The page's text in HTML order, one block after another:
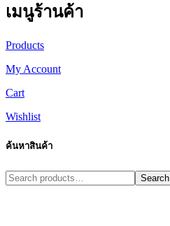
เมนูร้านค้า
Products
My Account
Cart
Wishlist
ค้นหาสินค้า
Search
for:>
Search